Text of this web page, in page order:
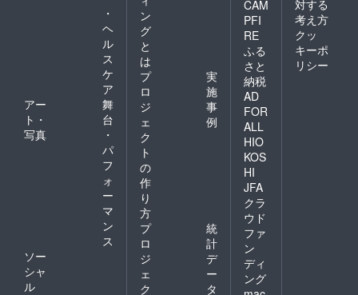
ジオな
どの予
約はこ
ちらで
行いま
すが、
・
ヘ
ル
ス
ケ
ア
アー
ト・
写真
舞
台
・
パ
フ
ォ
ー
マ
ン
ス
ソー
シャ
ル
ン
グ
と
は
プ
ロ
ジ
ェ
ク
ト
の
作
り
方
実
施
事
例
プ
ロ
ジ
ェ
ク
統
計
デ
ー
タ
CAM
PFI
RE
ふる
さと
納税
AD
FOR
ALL
HIO
KOS
HI
JFA
クラ
ウド
ファ
ン
ディ
ング
対する
考え方
クッ
キーポ
リシー